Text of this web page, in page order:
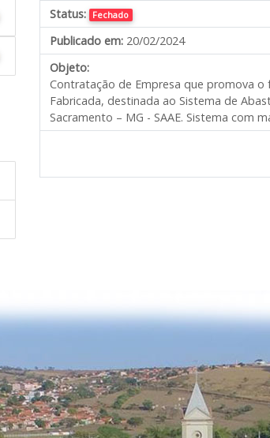
Status: Fechado
Publicado em: 20/02/2024
Objeto:
Contratação de Empresa que promova
Fabricada, destinada ao Sistema de
Sacramento – MG - SAAE. Sistema com